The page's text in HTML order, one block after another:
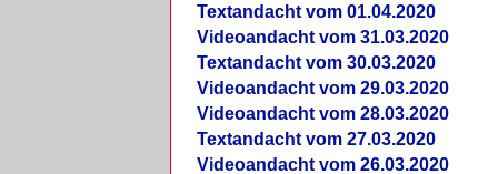
Textandacht vom 01.04.2020
Videoandacht vom 31.03.2020
Textandacht vom 30.03.2020
Videoandacht vom 29.03.2020
Videoandacht vom 28.03.2020
Textandacht vom 27.03.2020
Videoandacht vom 26.03.2020